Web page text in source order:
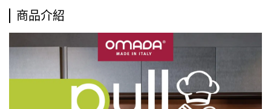
商品介紹